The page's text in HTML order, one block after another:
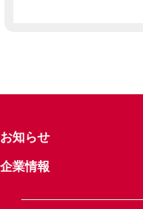
お知らせ
企業情報